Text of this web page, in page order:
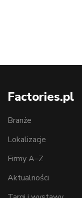
Factories.pl
Branże
Lokalizacje
Firmy A–Z
Aktualności